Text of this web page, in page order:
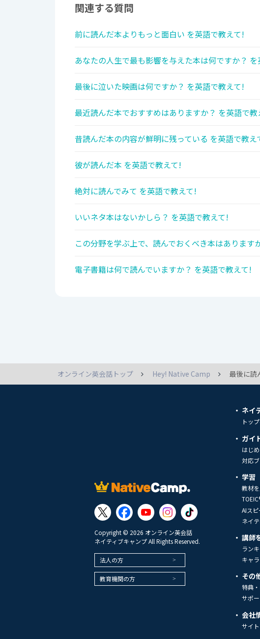
関連する質問
前に読んだ本よりもっと面白い を英語で教えて!
あなたの人生で最も影響を与えた本は何ですか？
最後に泣いた映画は何ですか？ を英語で教えて!
最近読んだ本でおすすめはありますか？ を英語で教
昔読んだ本の内容が鮮明に残っている を英語で教え
彼が読んだ本 を英語で教えて!
絶対に読んでみて を英語で教えて!
いいネタ本はないかしら？ を英語で教えて!
この分野を学ぶ上で、読んでおくべき本はあります
電子書籍は何で読んでいますか？ を英語で教えて!
オンライン英会話トップ Hey! Native Camp 最後に読
Copyright © 2026 オンライン英会話
ネイティブキャンプ All Rights Reserved.
法人の方
教育機関の方
ネイ
トッ
ガイ
はじ
対応
学習
教材
AIス
ネイ
講師
ラン
キャ
その
特典
サポ
会社
サイ